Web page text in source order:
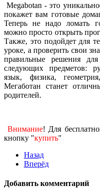
Megabotan - это
покажет вам готовые
Теперь не надо ломать
можно просто открыть
Также, это подойдет для
уроке, а проверить свои
правильные решения
следующих предметов:
язык, физика,
Мегаботан станет
родителей.
Внимание! Для
кнопку "купить"
Назад
Вперёд
Добавить комментарий